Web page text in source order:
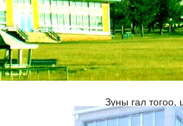
Зуны гал тогоо,